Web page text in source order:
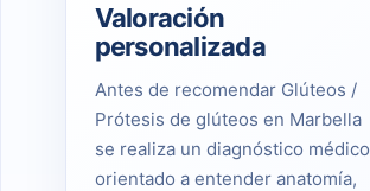
Valoración
personalizada
Antes de recomendar Glúteos /
Prótesis de glúteos en Marbella
se realiza un diagnóstico médico
orientado a entender anatomía,